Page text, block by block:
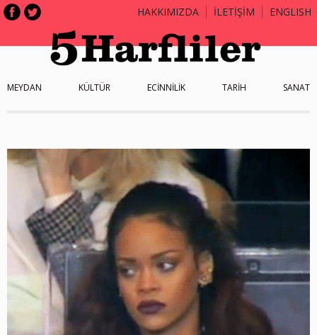
HAKKIMIZDA İLETİŞİM ENGLISH
MEYDAN KÜLTÜR ECİNNİLİK TARİH SANAT